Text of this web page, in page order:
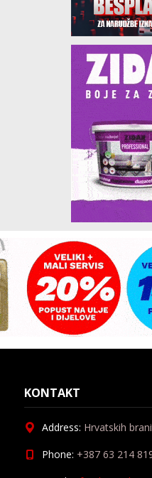
KONTAKT
Address: Hrvatskih
Phone: +387 63 214